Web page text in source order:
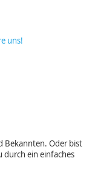
uns!
Bekannten. Oder bist
durch ein einfaches